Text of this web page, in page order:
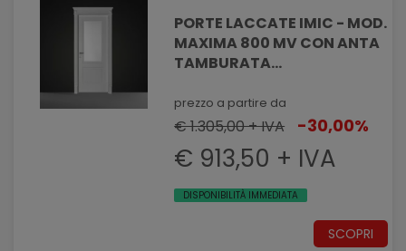
PORTE LACCATE IMIC - MOD.
MAXIMA 800 MV CON ANTA
TAMBURATA
MASSELLATO CON VANO
VETRO
prezzo a partire da
€ 1.305,00 + IVA -30,00%
€ 913,50 + IVA
DISPONIBILITÀ IMMEDIATA
SCOPRI